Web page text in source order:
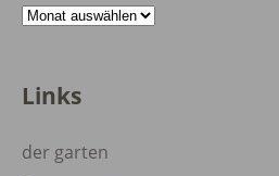
Archiv
Links
der garten